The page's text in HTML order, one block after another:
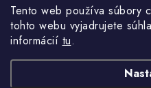
Tento web používa súbory
tohto webu vyjadrujete
informácií tu.
Petőfiho 65
Štúrovo 943 01
Po-Pia - 8:00-18:00
Vrátanie tovaru
Reklamácie
Kontakty
Prečo nakúpiť u nás
Predajňa